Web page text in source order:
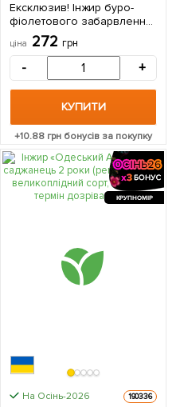
Ексклюзив! Інжир буро-
фіолетового забарвлення
"Шервуд" (Sherwood)
(преміальний,
високоврожайний сорт
среднепозднего терміну
дозрівання) 1 саджанець в
ціна 272 грн
- +
КУПИТИ
+10.88 грн бонусів за покупку
КРУПНОМІР
На Осінь-2026 190336